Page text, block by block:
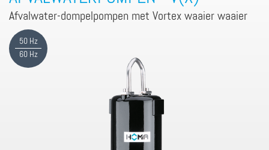
Afvalwater-dompelpompen met Vortex waaier waaier
50 Hz
60 Hz